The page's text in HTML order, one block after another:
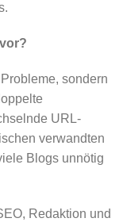
sondern
URL-
verwandten
Blogs unnötig
Redaktion und